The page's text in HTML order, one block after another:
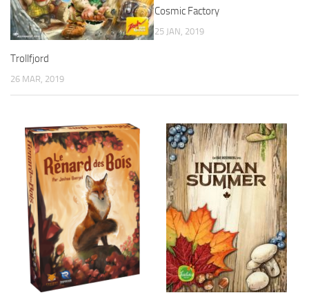
Trollfjord
26 MAR, 2019
Cosmic Factory
25 JAN, 2019